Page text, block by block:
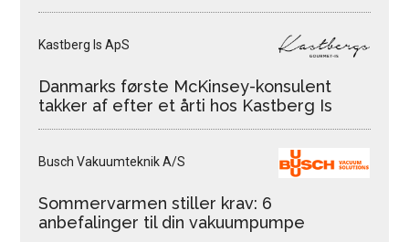
Kastberg Is ApS
Danmarks første McKinsey-konsulent
takker af efter et årti hos Kastberg Is
Busch Vakuumteknik A/S
Sommervarmen stiller krav: 6
anbefalinger til din vakuumpumpe